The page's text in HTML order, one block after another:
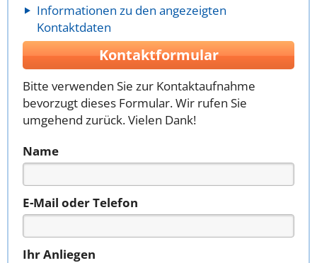
Informationen zu den angezeigten
Kontaktdaten
Kontaktformular
Bitte verwenden Sie zur Kontaktaufnahme
bevorzugt dieses Formular. Wir rufen Sie
umgehend zurück. Vielen Dank!
Name
E-Mail oder Telefon
Ihr Anliegen